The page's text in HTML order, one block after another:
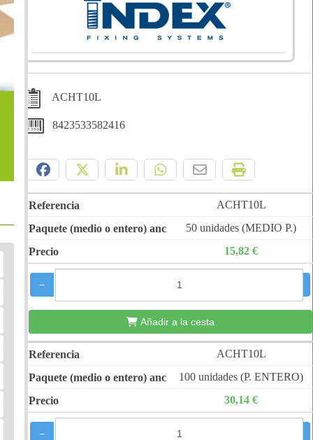
ACHT10L
8423533582416
ACHT10L
50 unidades (MEDIO P.)
15,82 €
−
Añadir a la cesta
ACHT10L
100 unidades (P. ENTERO)
30,14 €
−